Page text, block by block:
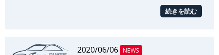
続きを読む
2020/06/06 NEWS